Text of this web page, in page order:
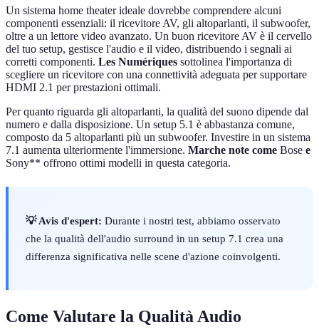
Un sistema home theater ideale dovrebbe comprendere alcuni
componenti essenziali: il ricevitore AV, gli altoparlanti, il subwoofer,
oltre a un lettore video avanzato. Un buon ricevitore AV è il cervello
del tuo setup, gestisce l'audio e il video, distribuendo i segnali ai
corretti componenti. Les Numériques sottolinea l'importanza di
scegliere un ricevitore con una connettività adeguata per supportare
HDMI 2.1 per prestazioni ottimali.
Per quanto riguarda gli altoparlanti, la qualità del suono dipende dal
numero e dalla disposizione. Un setup 5.1 è abbastanza comune,
composto da 5 altoparlanti più un subwoofer. Investire in un sistema
7.1 aumenta ulteriormente l'immersione. Marche note come Bose e
Sony** offrono ottimi modelli in questa categoria.
💡 Avis d'espert: Durante i nostri test, abbiamo osservato
che la qualità dell'audio surround in un setup 7.1 crea una
differenza significativa nelle scene d'azione coinvolgenti.
Come Valutare la Qualità Audio